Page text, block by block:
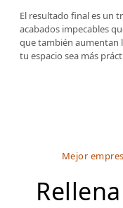
El resultado final es un
acabados impecables
que también aumentan
tu espacio sea más
Mejor